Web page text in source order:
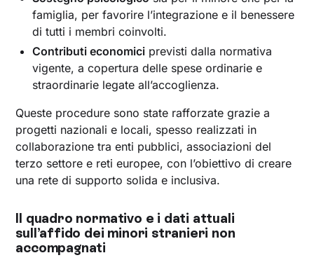
famiglia, per favorire l’integrazione e il benessere
di tutti i membri coinvolti.
Contributi economici previsti dalla normativa
vigente, a copertura delle spese ordinarie e
straordinarie legate all’accoglienza.
Queste procedure sono state rafforzate grazie a
progetti nazionali e locali, spesso realizzati in
collaborazione tra enti pubblici, associazioni del
terzo settore e reti europee, con l’obiettivo di creare
una rete di supporto solida e inclusiva.
Il quadro normativo e i dati attuali
sull’affido dei minori stranieri non
accompagnati